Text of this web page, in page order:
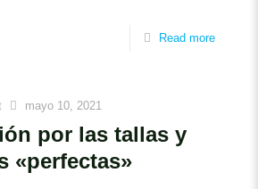
Read more
mayo 10, 2021
por las tallas y
«perfectas»